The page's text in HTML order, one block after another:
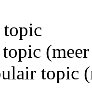
topic
topic